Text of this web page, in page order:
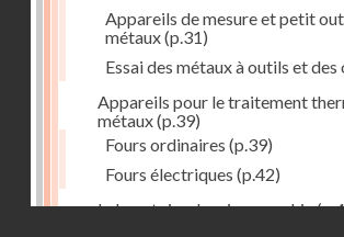
Appareils de mesure et petit
métaux(p.31)
Essai des métaux à outils et des
Appareils pour le traitement
métaux(p.39)
Fours ordinaires (p.39)
Fours électriques (p.42)
Laboratoire de micrographie